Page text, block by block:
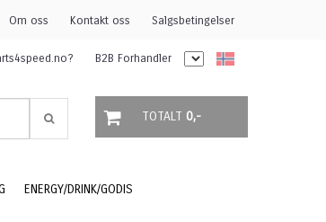
Om oss Kontakt oss Salgsbetingelser
B2B Forhandler
TOTALT 0,-
ENERGY/DRINK/GODIS